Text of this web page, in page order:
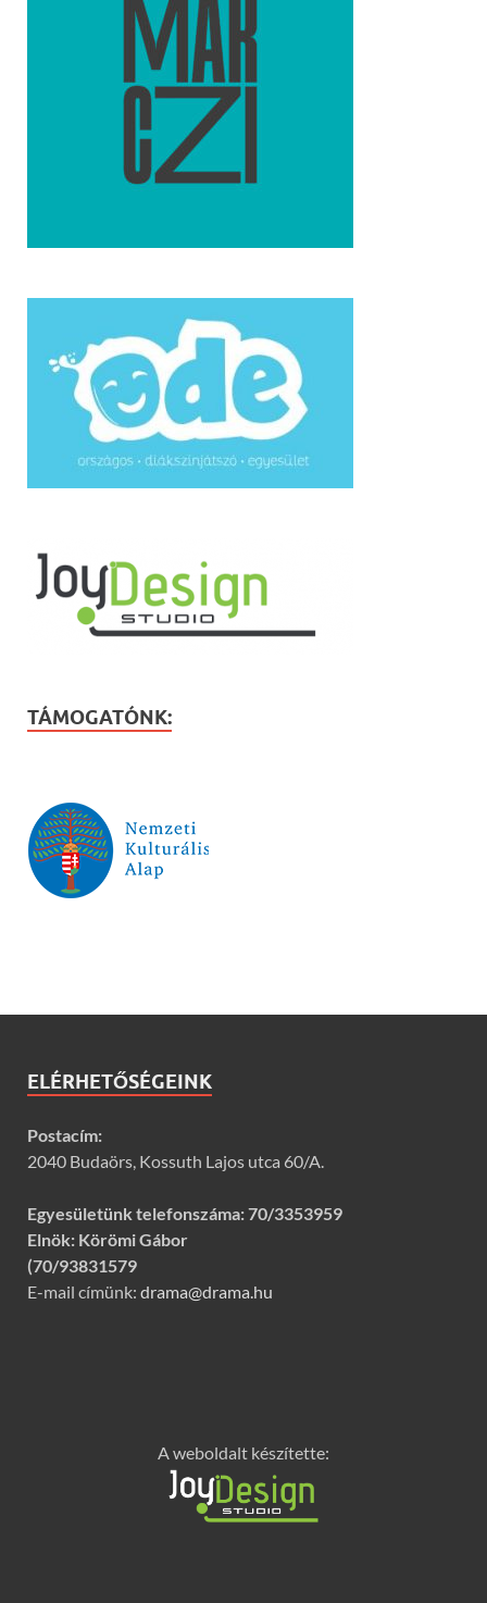
TÁMOGATÓNK:
ELÉRHETŐSÉGEINK
Postacím:
2040 Budaörs, Kossuth Lajos utca 60/A.
Egyesületünk telefonszáma:70/3353959
Elnök: Körömi Gábor
(70/93831579
E-mail címünk: drama@drama.hu
A weboldalt készítette: